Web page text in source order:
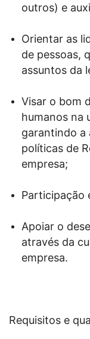
outros) e
Orientar as
de pessoas,
assuntos da
Visar o bom
humanos na
garantindo a
políticas de
empresa;
Participação
Apoiar o
através da
empresa.
Requisitos e